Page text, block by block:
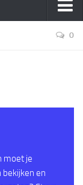
0
moet je
bekijken en